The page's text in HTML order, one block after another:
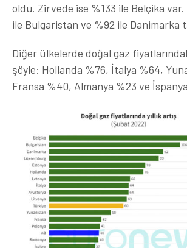
oldu. Zirvede ise %133 ile Belçika
ile Bulgaristan ve %92 ile Danimarka
Diğer ülkelerde doğal gaz
şöyle: Hollanda %76, İtalya %64,
Fransa %40, Almanya %23 ve